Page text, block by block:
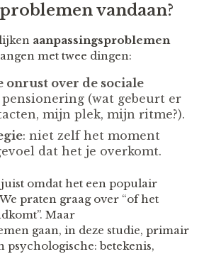
vandaan?
aanpassingsproblemen
met twee dingen:
onrust over de sociale
(wat gebeurt er
mijn plek, mijn ritme?).
: niet zelf het moment
dat het je overkomt.
omdat het een populair
praten graag over “of het
Maar
gaan, in deze studie, primair
psychologische: betekenis,